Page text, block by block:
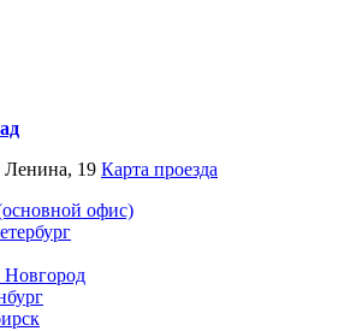
Ленина, 19 Карта проезда
офис)